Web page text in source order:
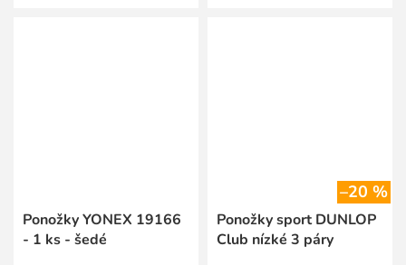
Ponožky YONEX 19166
- 1 ks - šedé
–20 %
Ponožky sport DUNLOP
Club nízké 3 páry